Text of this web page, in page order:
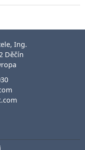
Ing.
Děčín